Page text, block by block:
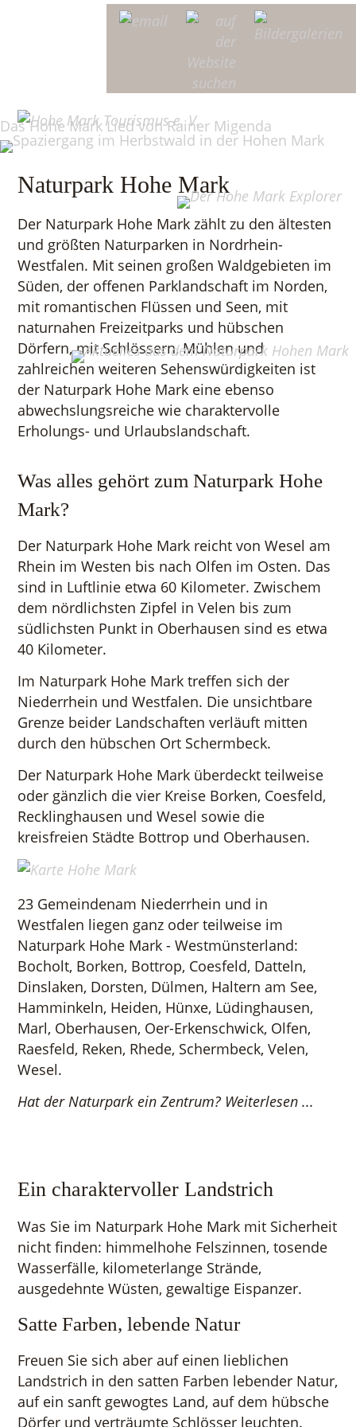
Naturpark Hohe Mark
Der Naturpark Hohe Mark zählt zu den ältesten
und größten Naturparken in Nordrhein-
Westfalen. Mit seinen großen Waldgebieten im
Süden, der offenen Parklandschaft im Norden,
mit romantischen Flüssen und Seen, mit
naturnahen Freizeitparks und hübschen
Dörfern, mit Schlössern, Mühlen und
zahlreichen weiteren Sehenswürdigkeiten ist
der Naturpark Hohe Mark eine ebenso
abwechslungsreiche wie charaktervolle
Erholungs- und Urlaubslandschaft.
Was alles gehört zum Naturpark Hohe
Mark?
Der Naturpark Hohe Mark reicht von Wesel am
Rhein im Westen bis nach Olfen im Osten. Das
sind in Luftlinie etwa 60 Kilometer. Zwischem
dem nördlichsten Zipfel in Velen bis zum
südlichsten Punkt in Oberhausen sind es etwa
40 Kilometer.
Im Naturpark Hohe Mark treffen sich der
Niederrhein und Westfalen. Die unsichtbare
Grenze beider Landschaften verläuft mitten
durch den hübschen Ort Schermbeck.
Der Naturpark Hohe Mark überdeckt teilweise
oder gänzlich die vier Kreise Borken, Coesfeld,
Recklinghausen und Wesel sowie die
kreisfreien Städte Bottrop und Oberhausen.
23 Gemeindenam Niederrhein und in
Westfalen liegen ganz oder teilweise im
Naturpark Hohe Mark - Westmünsterland:
Bocholt, Borken, Bottrop, Coesfeld, Datteln,
Dinslaken, Dorsten, Dülmen, Haltern am See,
Hamminkeln, Heiden, Hünxe, Lüdinghausen,
Marl, Oberhausen, Oer-Erkenschwick, Olfen,
Raesfeld, Reken, Rhede, Schermbeck, Velen,
Wesel.
Hat der Naturpark ein Zentrum? Weiterlesen ...
Ein charaktervoller Landstrich
Was Sie im Naturpark Hohe Mark mit Sicherheit
nicht finden: himmelhohe Felszinnen, tosende
Wasserfälle, kilometerlange Strände,
ausgedehnte Wüsten, gewaltige Eispanzer.
Satte Farben, lebende Natur
Freuen Sie sich aber auf einen lieblichen
Landstrich in den satten Farben lebender Natur,
auf ein sanft gewogtes Land, auf dem hübsche
Dörfer und verträumte Schlösser leuchten.